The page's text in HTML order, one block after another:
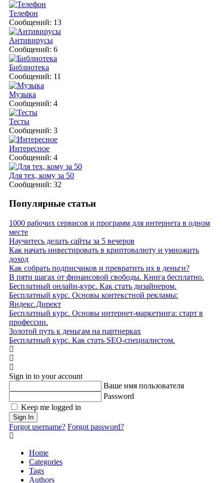
Телефон
Сообщений: 13
Антивирусы
Сообщений: 6
Библиотека
Сообщений: 11
Музыка
Сообщений: 4
Тесты
Сообщений: 3
Интересное
Сообщений: 4
Для тех, кому за 50
Сообщений: 32
Популярные статьи
1000 рабочих сервисов и программ для интернета в одном
месте
Научитесь делать сайты за 5 вечеров
Как начать инвестировать в криптовалюту и умножить
доход
Как собрать подписчиков и превратить их в деньги?
В пяти шагах от финансовой свободы. Книга бесплатно.
Бесплатный онлайн-курс. Как стать дизайнером.
Бесплатный курс. Основы контекстной рекламы:
Яндекс.Директ
Бесплатный курс. Основы интернет-маркетинга: старт в
профессии.
Золотой путь к деньгам на партнерках
Бесплатный курс. Как стать SEO‑специалистом.
Sign in to your account
Ваше имя пользователя
Password
Keep me logged in
Sign In
Forgot username? Forgot password?
Home
Categories
Tags
Authors